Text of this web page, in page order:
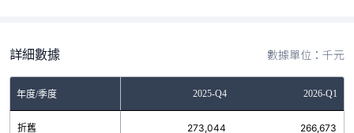
詳細數據 數據單位：千元
年度/季度 2025-Q4 2026-Q1
折舊 273,044 266,673